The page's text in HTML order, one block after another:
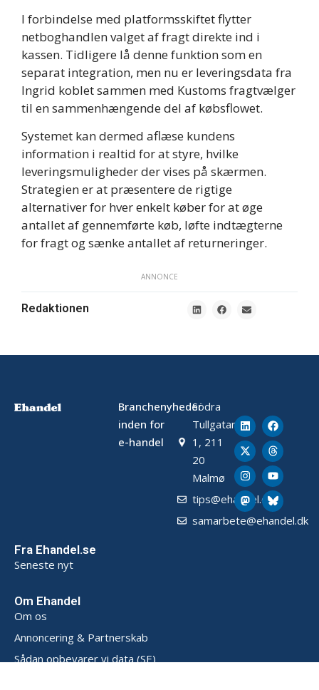
I forbindelse med platformsskiftet flytter
netboghandlen valget af fragt direkte ind i
kassen. Tidligere lå denne funktion som en
separat integration, men nu er leveringsdata fra
Ingrid koblet sammen med Kustoms fragtvælger
til en sammenhængende del af købsflowet.
Systemet kan dermed aflæse kundens
information i realtid for at styre, hvilke
leveringsmuligheder der vises på skærmen.
Strategien er at præsentere de rigtige
alternativer for hver enkelt køber for at øge
antallet af gennemførte køb, løfte indtægterne
for fragt og sænke antallet af returneringer.
ANNONCE
Redaktionen
Branchenyheder
inden for
e-handel
Södra
Tullgatan
1, 211
20
Malmø
tips@ehandel.dk
samarbete@ehandel.dk
Fra Ehandel.se
Seneste nyt
Om Ehandel
Om os
Annoncering & Partnerskab
Sådan opbevarer vi data (SE)